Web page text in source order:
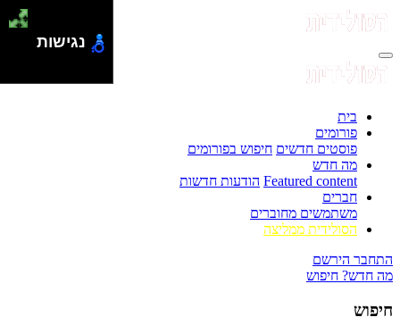
בית
פורומים
פוסטים חדשים חיפוש בפורומים
מה חדש
Featured content הודעות חדשות
חברים
משתמשים מחוברים
הסולידית ממליצה
התחבר הירשם
מה חדש? חיפוש
חיפוש
נגישות